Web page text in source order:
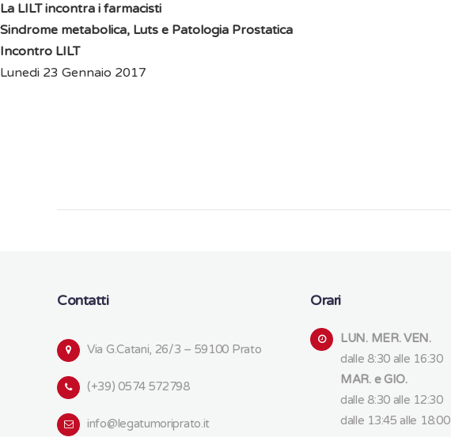
La LILT incontra i farmacisti
Sindrome metabolica, Luts e Patologia Prostatica
Incontro LILT
Lunedi 23 Gennaio 2017
Contatti
Via G.Catani, 26/3 – 59100 Prato
(+39) 0574 572798
info@legatumoriprato.it
Orari
LUN. MER. VEN.
dalle 8:30 alle 16:30
MAR. e GIO.
dalle 8:30 alle 12:30
dalle 13:45 alle 18:00